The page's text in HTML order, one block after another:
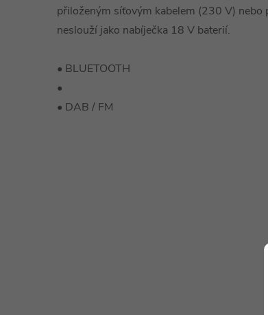
přiloženým síťovým kabelem (230 V) nebo
neslouží jako nabíječka 18 V baterií.
• BLUETOOTH
•
• DAB / FM